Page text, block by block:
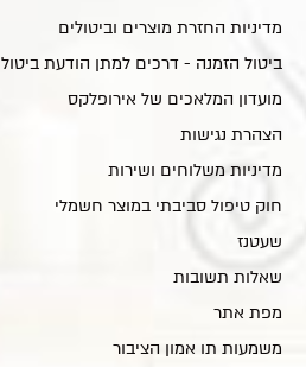
מדיניות החזרת מוצרים וביטולים
ביטול הזמנה - דרכים למתן הודעת ביטול
מועדון המלאכים של אירופלקס
הצהרת נגישות
מדיניות משלוחים ושירות
חוק טיפול סביבתי במוצר חשמלי
שעטנז
שאלות תשובות
מפת אתר
משמעות תו אמון הציבור